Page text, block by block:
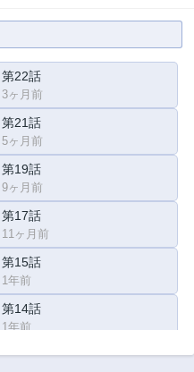
第22話
3ヶ月前
第21話
5ヶ月前
第19話
9ヶ月前
第17話
11ヶ月前
第15話
1年前
第14話
1年前
第12話